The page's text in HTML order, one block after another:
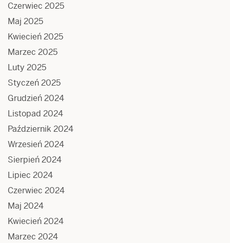
Czerwiec 2025
Maj 2025
Kwiecień 2025
Marzec 2025
Luty 2025
Styczeń 2025
Grudzień 2024
Listopad 2024
Październik 2024
Wrzesień 2024
Sierpień 2024
Lipiec 2024
Czerwiec 2024
Maj 2024
Kwiecień 2024
Marzec 2024